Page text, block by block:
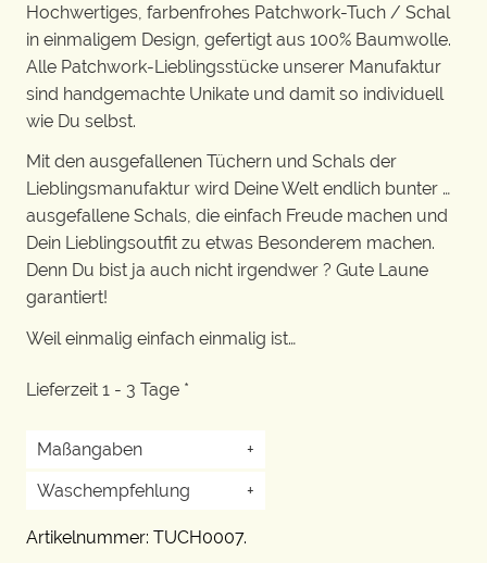
Hochwertiges, farbenfrohes Patchwork-Tuch / Schal
in einmaligem Design, gefertigt aus 100% Baumwolle.
Alle Patchwork-Lieblingsstücke unserer Manufaktur
sind handgemachte Unikate und damit so individuell
wie Du selbst.
Mit den ausgefallenen Tüchern und Schals der
Lieblingsmanufaktur wird Deine Welt endlich bunter …
ausgefallene Schals, die einfach Freude machen und
Dein Lieblingsoutfit zu etwas Besonderem machen.
Denn Du bist ja auch nicht irgendwer ? Gute Laune
garantiert!
Weil einmalig einfach einmalig ist…
Lieferzeit 1 - 3 Tage *
Maßangaben
+
Waschempfehlung
+
Artikelnummer: TUCH0007.